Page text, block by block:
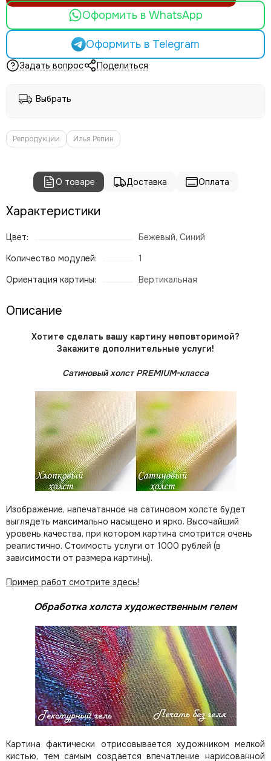
Оформить в WhatsApp
Оформить в Telegram
Задать вопрос Поделиться
Выбрать
Репродукции Илья Репин
О товаре Доставка Оплата
Характеристики
Цвет:
Бежевый, Синий
Количество модулей:
1
Ориентация картины:
Вертикальная
Описание
Хотите сделать вашу картину неповторимой?
Закажите дополнительные услуги!
Сатиновый холст PREMIUM-класса
Изображение, напечатанное на сатиновом холсте будет
выглядеть максимально насыщено и ярко. Высочайший
уровень качества, при котором картина смотрится очень
реалистично. Стоимость услуги от 1000 рублей (в
зависимости от размера картины).
Пример работ смотрите здесь!
Обработка холста художественным гелем
Картина фактически отрисовывается художником мелкой
кистью, тем самым создается впечатление нарисованной